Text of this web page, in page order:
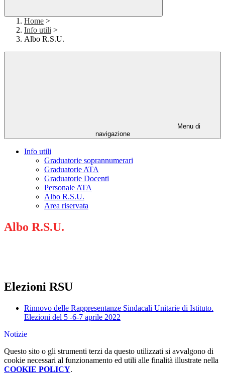
Home >
Info utili >
Albo R.S.U.
Menu di
navigazione
Info utili
Graduatorie soprannumerari
Graduatorie ATA
Graduatorie Docenti
Personale ATA
Albo R.S.U.
Area riservata
Albo R.S.U.
Elezioni RSU
Rinnovo delle Rappresentanze Sindacali Unitarie di Istituto.
Elezioni del 5 -6-7 aprile 2022
Notizie
Questo sito o gli strumenti terzi da questo utilizzati si avvalgono di
cookie necessari al funzionamento ed utili alle finalità illustrate nella
COOKIE POLICY.